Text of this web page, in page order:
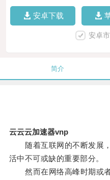
安卓下载
安卓
简介
云云云加速器vnp
随着互联网的不断发展，
活中不可或缺的重要部分。
然而在网络高峰时期或者